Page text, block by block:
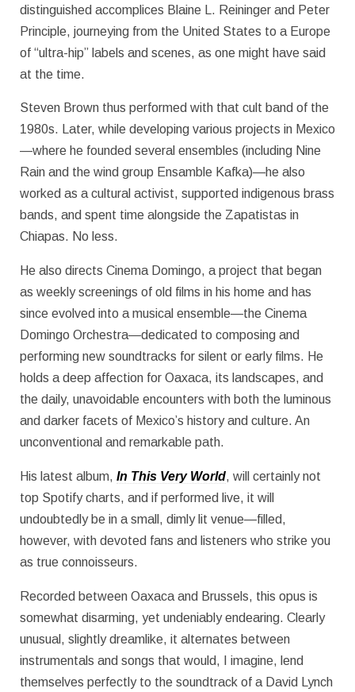
distinguished accomplices Blaine L. Reininger and Peter
Principle, journeying from the United States to a Europe
of “ultra-hip” labels and scenes, as one might have said
at the time.
Steven Brown thus performed with that cult band of the
1980s. Later, while developing various projects in Mexico
—where he founded several ensembles (including Nine
Rain and the wind group Ensamble Kafka)—he also
worked as a cultural activist, supported indigenous brass
bands, and spent time alongside the Zapatistas in
Chiapas. No less.
He also directs Cinema Domingo, a project that began
as weekly screenings of old films in his home and has
since evolved into a musical ensemble—the Cinema
Domingo Orchestra—dedicated to composing and
performing new soundtracks for silent or early films. He
holds a deep affection for Oaxaca, its landscapes, and
the daily, unavoidable encounters with both the luminous
and darker facets of Mexico’s history and culture. An
unconventional and remarkable path.
His latest album, In This Very World, will certainly not
top Spotify charts, and if performed live, it will
undoubtedly be in a small, dimly lit venue—filled,
however, with devoted fans and listeners who strike you
as true connoisseurs.
Recorded between Oaxaca and Brussels, this opus is
somewhat disarming, yet undeniably endearing. Clearly
unusual, slightly dreamlike, it alternates between
instrumentals and songs that would, I imagine, lend
themselves perfectly to the soundtrack of a David Lynch